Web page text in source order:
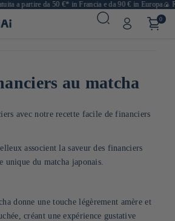
a partire da 50 €* in Francia e da 90 € in Europa🍙
0
au matcha
avec notre recette facile de financiers
associent la saveur des financiers
unique du matcha japonais.
donne une touche légèrement amère et
créant une expérience gustative